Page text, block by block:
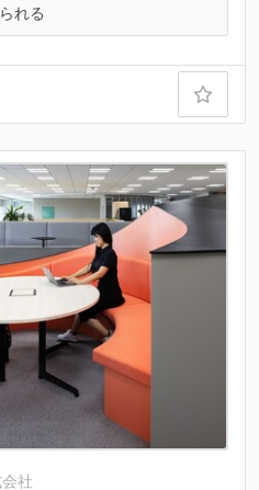
れる
社